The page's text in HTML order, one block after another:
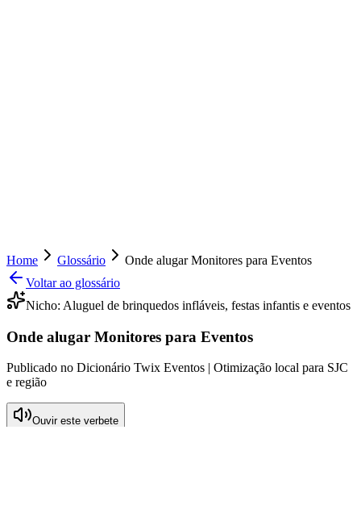
Home Glossário
Onde alugar Monitores para Eventos
Voltar ao glossário
Nicho: Aluguel de brinquedos infláveis, festas infantis e eventos
Onde alugar Monitores para Eventos
Publicado no Dicionário Twix Eventos | Otimização local para SJC
e região
Ouvir este verbete